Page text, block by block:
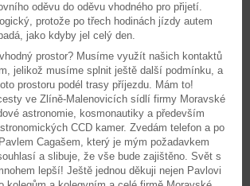
oděvu do oděvu vhodného pro přijetí.
protože po třech hodinách jízdy autem
jako kdyby jel celý den.
prostor? Musíme využít našich kontaktů
jelikož musíme splnit ještě další podmínku, a
prostoru podél trasy příjezdu. Mám to!
ve Zlíně-Malenovicích sídlí firmy Moravské
astronomie, kosmonautiky a především
CCD kamer. Zvedám telefon a po
Cagašem, který je mým požadavkem
a slibuje, že vše bude zajištěno. Svět s
lepší! Ještě jednou děkuji nejen Pavlovi